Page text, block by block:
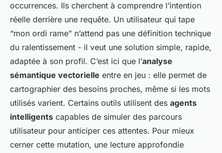
occurrences. Ils cherchent à comprendre l’intention
réelle derrière une requête. Un utilisateur qui tape
“mon ordi rame” n’attend pas une définition technique
du ralentissement - il veut une solution simple, rapide,
adaptée à son profil. C’est ici que l’analyse
sémantique vectorielle entre en jeu : elle permet de
cartographier des besoins proches, même si les mots
utilisés varient. Certains outils utilisent des agents
intelligents capables de simuler des parcours
utilisateur pour anticiper ces attentes. Pour mieux
cerner cette mutation, une lecture approfondie